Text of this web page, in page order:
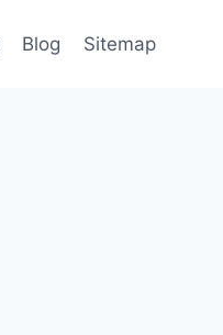
Blog Sitemap